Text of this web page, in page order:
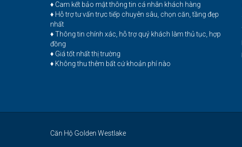
♦ Cam kết bảo mật thông tin cá nhân khách hàng
♦ Hỗ trợ tư vấn trực tiếp chuyên sâu, chọn căn, tầng đẹp
nhất
♦ Thông tin chính xác, hỗ trợ quý khách làm thủ tục, hợp
đồng
♦ Giá tốt nhất thị trường
♦ Không thu thêm bất cứ khoản phí nào
Căn Hộ Golden Westlake